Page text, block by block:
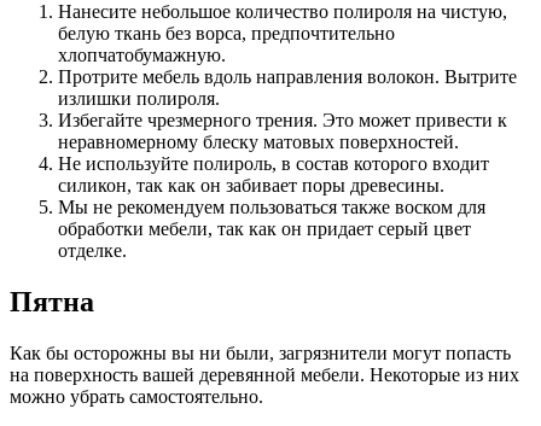
Нанесите небольшое количество полироля на чистую,
белую ткань без ворса, предпочтительно
хлопчатобумажную.
Протрите мебель вдоль направления волокон. Вытрите
излишки полироля.
Избегайте чрезмерного трения. Это может привести к
неравномерному блеску матовых поверхностей.
Не используйте полироль, в состав которого входит
силикон, так как он забивает поры древесины.
Мы не рекомендуем пользоваться также воском для
обработки мебели, так как он придает серый цвет
отделке.
Пятна
Как бы осторожны вы ни были, загрязнители могут попасть
на поверхность вашей деревянной мебели. Некоторые из них
можно убрать самостоятельно.